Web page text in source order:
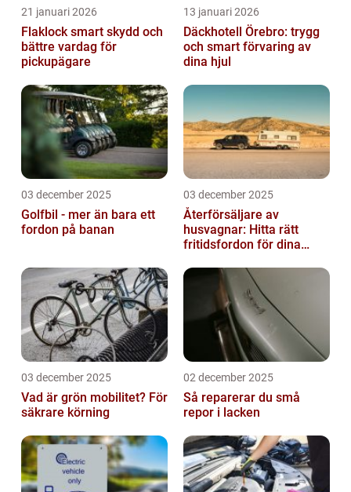
21 januari 2026
Flaklock smart skydd och
bättre vardag för
pickupägare
13 januari 2026
Däckhotell Örebro: trygg
och smart förvaring av
dina hjul
03 december 2025
Golfbil - mer än bara ett
fordon på banan
03 december 2025
Återförsäljare av
husvagnar: Hitta rätt
fritidsfordon för dina
03 december 2025
Vad är grön mobilitet? För
säkrare körning
02 december 2025
Så reparerar du små
repor i lacken